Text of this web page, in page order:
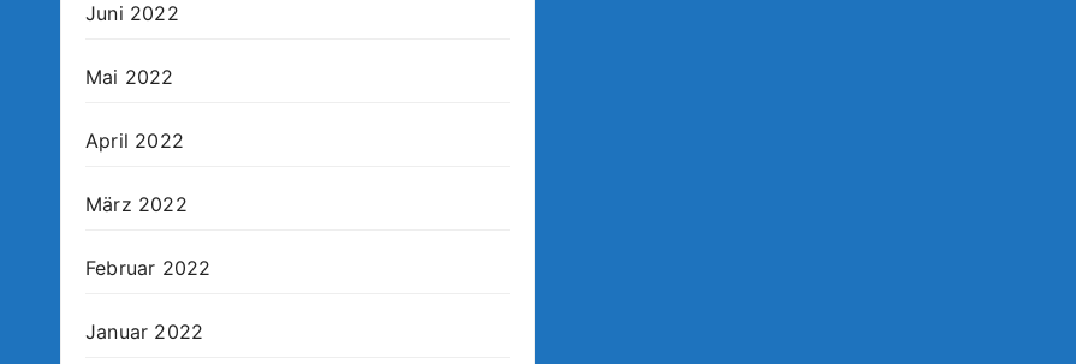
Juni 2022
Mai 2022
April 2022
März 2022
Februar 2022
Januar 2022